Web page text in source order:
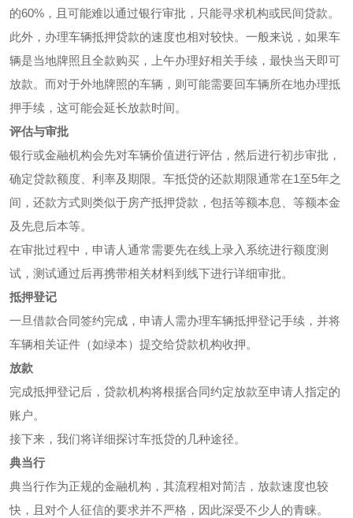
的60%，且可能难以通过银行审批，只能寻求机构或民间贷款。
此外，办理车辆抵押贷款的速度也相对较快。一般来说，如果车
辆是当地牌照且全款购买，上午办理好相关手续，最快当天即可
放款。而对于外地牌照的车辆，则可能需要回车辆所在地办理抵
押手续，这可能会延长放款时间。
评估与审批
银行或金融机构会先对车辆价值进行评估，然后进行初步审批，
确定贷款额度、利率及期限。车抵贷的还款期限通常在1至5年之
间，还款方式则类似于房产抵押贷款，包括等额本息、等额本金
及先息后本等。
在审批过程中，申请人通常需要先在线上录入系统进行额度测
试，测试通过后再携带相关材料到线下进行详细审批。
抵押登记
一旦借款合同签约完成，申请人需办理车辆抵押登记手续，并将
车辆相关证件（如绿本）提交给贷款机构收押。
放款
完成抵押登记后，贷款机构将根据合同约定放款至申请人指定的
账户。
接下来，我们将详细探讨车抵贷的几种途径。
典当行
典当行作为正规的金融机构，其流程相对简洁，放款速度也较
快，且对个人征信的要求并不严格，因此深受不少人的青睐。